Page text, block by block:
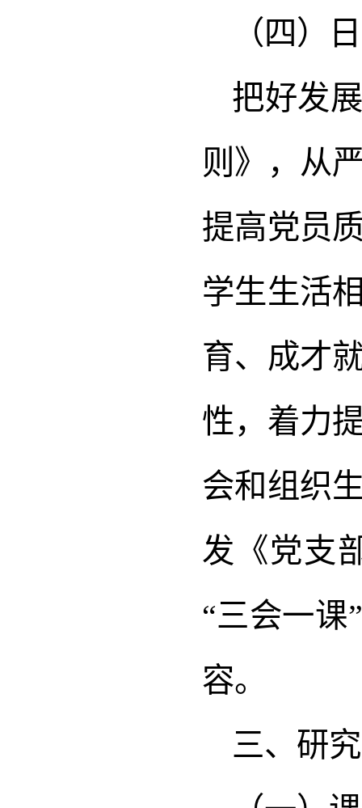
（四）
把好发
则》，从
提高党员
学生生活
育、成才
性，着力
会和组织
发《党支
“三会一课
容。
三、研